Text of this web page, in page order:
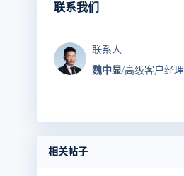
联系我们
联系人
魏中显/高级客户经理
相关帖子